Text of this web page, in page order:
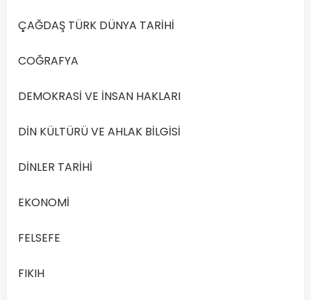
Dersi
Yılı
Dönem
Soruları
Çöz
Öğretim
ÇAĞDAŞ TÜRK DÜNYA TARİHİ
COĞRAFYA
DEMOKRASİ VE İNSAN HAKLARI
DİN KÜLTÜRÜ VE AHLAK BİLGİSİ
DİNLER TARİHİ
EKONOMİ
FELSEFE
FIKIH